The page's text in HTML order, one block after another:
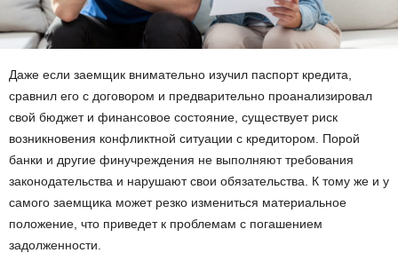
Даже если заемщик внимательно изучил паспорт кредита,
сравнил его с договором и предварительно проанализировал
свой бюджет и финансовое состояние, существует риск
возникновения конфликтной ситуации с кредитором. Порой
банки и другие финучреждения не выполняют требования
законодательства и нарушают свои обязательства. К тому же и у
самого заемщика может резко измениться материальное
положение, что приведет к проблемам с погашением
задолженности.